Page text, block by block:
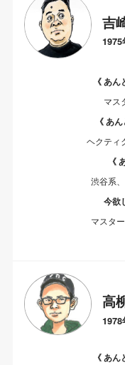
吉
《 あ
マス
《 あ
ヘクティ
《
渋谷系
今欲
マスタ
高
《 あ